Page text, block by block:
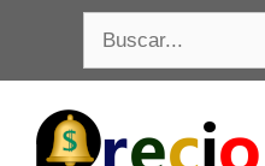
contenido